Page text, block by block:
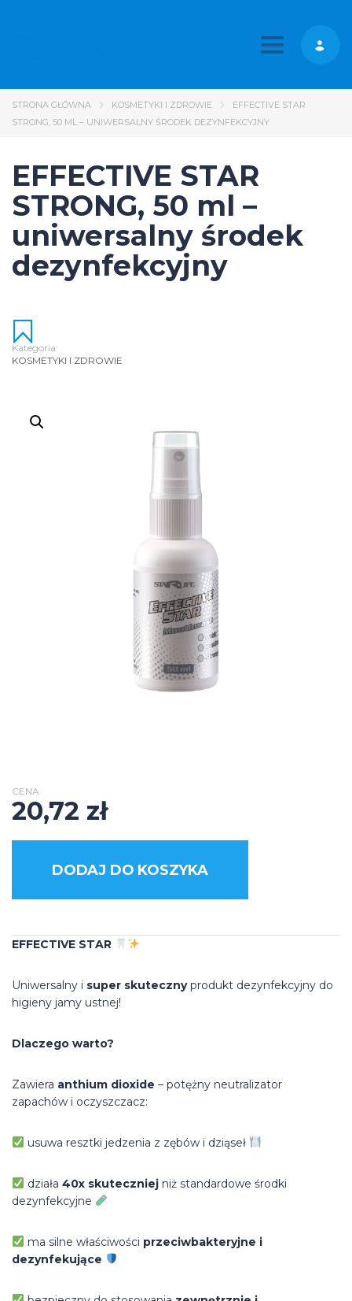
Toggle
STRONA GŁÓWNA KOSMETYKI I ZDROWIE
EFFECTIVE STAR
STRONG, 50 ML – UNIWERSALNY ŚRODEK DEZYNFEKCYJNY
EFFECTIVE STAR
STRONG, 50 ml –
uniwersalny środek
dezynfekcyjny
Kategoria:
KOSMETYKI I ZDROWIE
CENA
20,72 zł
DODAJ DO KOSZYKA
EFFECTIVE STAR
Uniwersalny i super skutecznyprodukt dezynfekcyjny do
higieny jamy ustnej!
Dlaczego warto?
Zawiera anthium dioxide – potężny neutralizator
zapachów i oczyszczacz:
usuwa resztki jedzenia z zębów i dziąseł
działa 40x skuteczniejniż standardowe środki
dezynfekcyjne
ma silne właściwości przeciwbakteryjne i
dezynfekujące